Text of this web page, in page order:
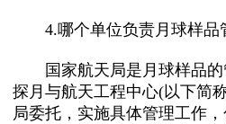
4.哪个单位负责月球样品
国家航天局是月球样品的
探月与航天工程中心(以下简
局委托，实施具体管理工作